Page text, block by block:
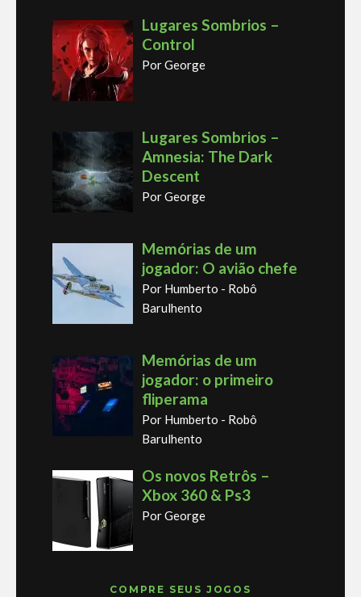
Lugares Sombrios –
Control
Por George
Lugares Sombrios –
Amnesia: The Dark
Descent
Por George
Memórias de um
jogador: O avião chefe
Por Humberto - Robô
Barulhento
Memórias de um
jogador: o primeiro
fliperama
Por Humberto - Robô
Barulhento
Os novos Retrôs –
Xbox 360 & Ps3
Por George
COMPRE SEUS JOGOS